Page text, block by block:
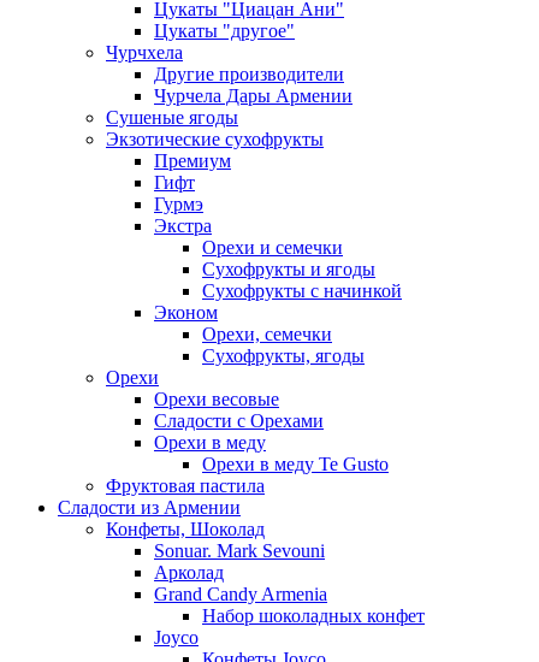
Цукаты "Циацан Ани"
Цукаты "другое"
Чурчхела
Другие производители
Чурчела Дары Армении
Сушеные ягоды
Экзотические сухофрукты
Премиум
Гифт
Гурмэ
Экстра
Орехи и семечки
Сухофрукты и ягоды
Сухофрукты с начинкой
Эконом
Орехи, семечки
Сухофрукты, ягоды
Орехи
Орехи весовые
Сладости с Орехами
Орехи в меду
Орехи в меду Te Gusto
Фруктовая пастила
Сладости из Армении
Конфеты, Шоколад
Sonuar. Mark Sevouni
Арколад
Grand Candy Armenia
Набор шоколадных конфет
Joyco